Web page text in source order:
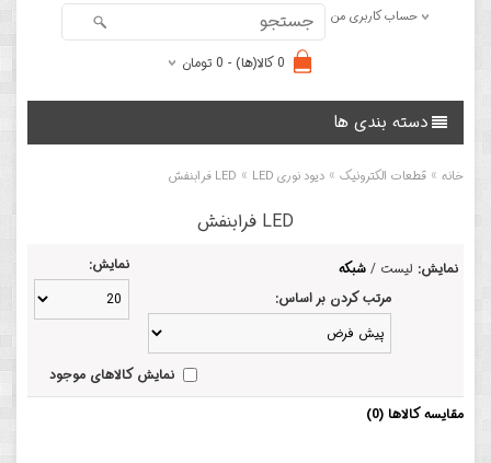
حساب کاربری من
0 کالا(ها) - 0 تومان
دسته بندی ها
خانه » قطعات الکترونیک » دیود نوری LED » LED فرابنفش
LED فرابنفش
نمایش: لیست / شبکه
نمایش:
مرتب کردن بر اساس:
نمایش کالاهای موجود
مقایسه کالاها (0)